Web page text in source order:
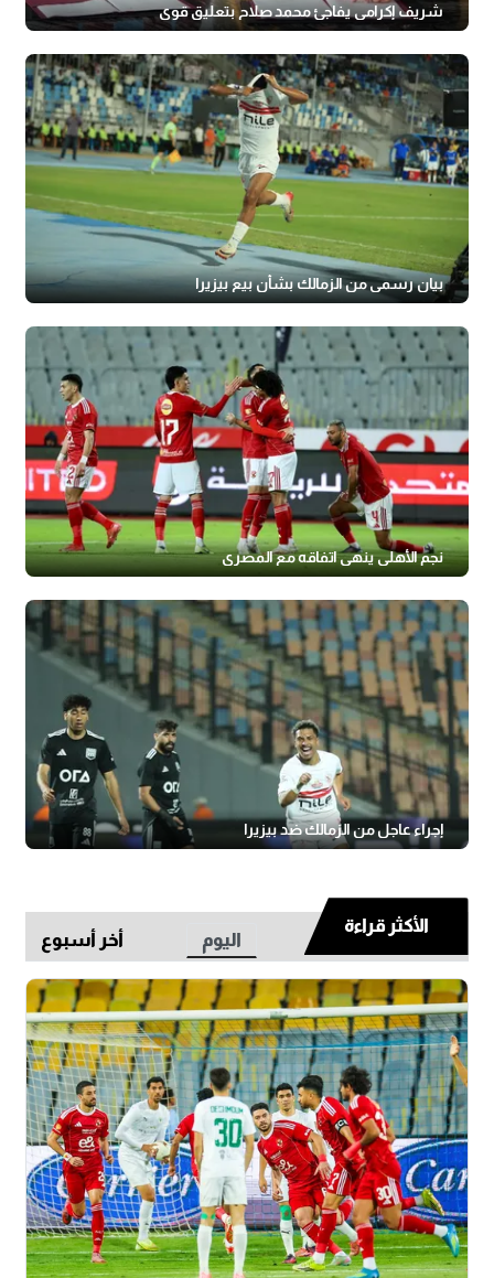
شريف إكرامي يفاجئ محمد صلاح بتعليق قوي
بيان رسمي من الزمالك بشأن بيع بيزيرا
نجم الأهلي ينهي اتفاقه مع المصري
إجراء عاجل من الزمالك ضد بيزيرا
الأكثر قراءة
اليوم أخر أسبوع